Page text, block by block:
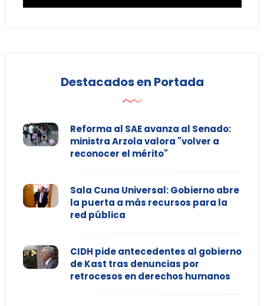
Destacados en Portada
Reforma al SAE avanza al Senado:
ministra Arzola valora "volver a
reconocer el mérito"
Sala Cuna Universal: Gobierno abre
la puerta a más recursos para la
red pública
CIDH pide antecedentes al gobierno
de Kast tras denuncias por
retrocesos en derechos humanos